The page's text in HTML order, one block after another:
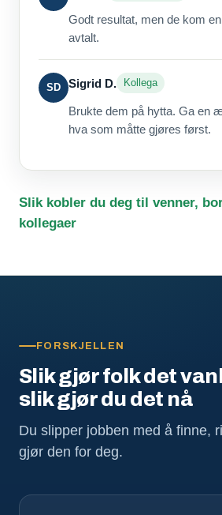
Godt resultat, men de kom
avtalt.
SD Sigrid D. Kollega
Brukte dem på hytta. Ga en
hva som måtte gjøres først.
Slik kobler du deg til venner,
kollegaer
FORSKJELLEN
Slik gjør folk det
slik gjør du det nå
Du slipper jobben med å finne,
gjør den for deg.